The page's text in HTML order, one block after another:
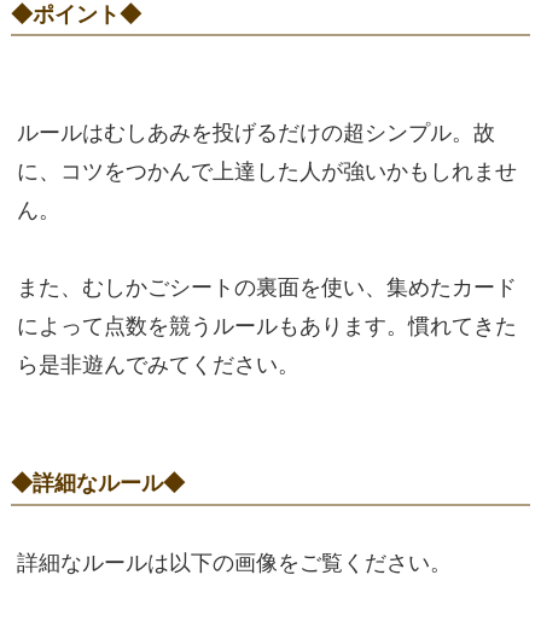
◆ポイント◆
ルールはむしあみを投げるだけの超シンプル。故
に、コツをつかんで上達した人が強いかもしれませ
ん。
また、むしかごシートの裏面を使い、集めたカード
によって点数を競うルールもあります。慣れてきた
ら是非遊んでみてください。
◆詳細なルール◆
詳細なルールは以下の画像をご覧ください。